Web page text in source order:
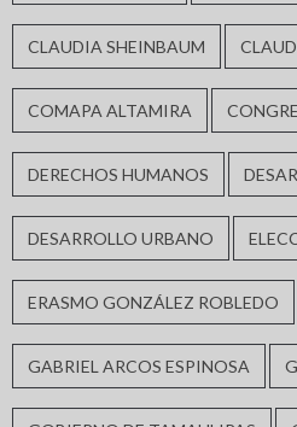
CLAUDIA SHEINBAUM
COMAPA ALTAMIRA
DERECHOS HUMANOS
DESARROLLO URBANO
ERASMO GONZÁLEZ ROBLEDO
GABRIEL ARCOS ESPINOSA